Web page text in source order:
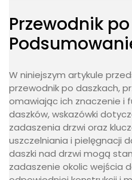
W niniejszym artykule
przewodnik po daszkach,
daszków, wskazówki
zadaszenia drzwi oraz
uszczelniania i pielęgnacji
daszki nad drzwi mogą
zadaszenie okolic wejścia
odpowiedniej konstrukcji i
wykonany i prawidłowe
pielęgnacja pozwalają na
zakupionego daszka.